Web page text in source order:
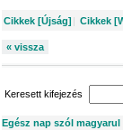
Cikkek [Újság] | Cikkek
« vissza
Keresett kifejezés
Egész nap szól